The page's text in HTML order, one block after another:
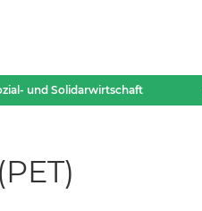
und Solidarwirtschaft